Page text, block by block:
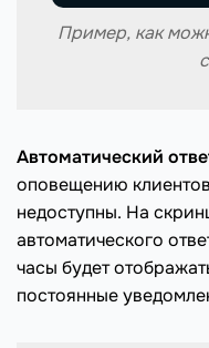
Пример, как
Автоматический
оповещению
недоступны. На
автоматического
часы будет
постоянные